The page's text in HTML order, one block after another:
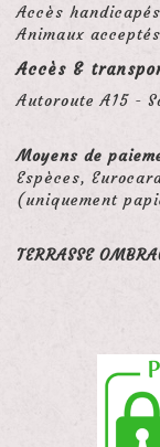
Accès
Animaux acceptés
Accès &
Autoroute A15 -
Moyens de
Espèces,
(uniquement
TERRASSE